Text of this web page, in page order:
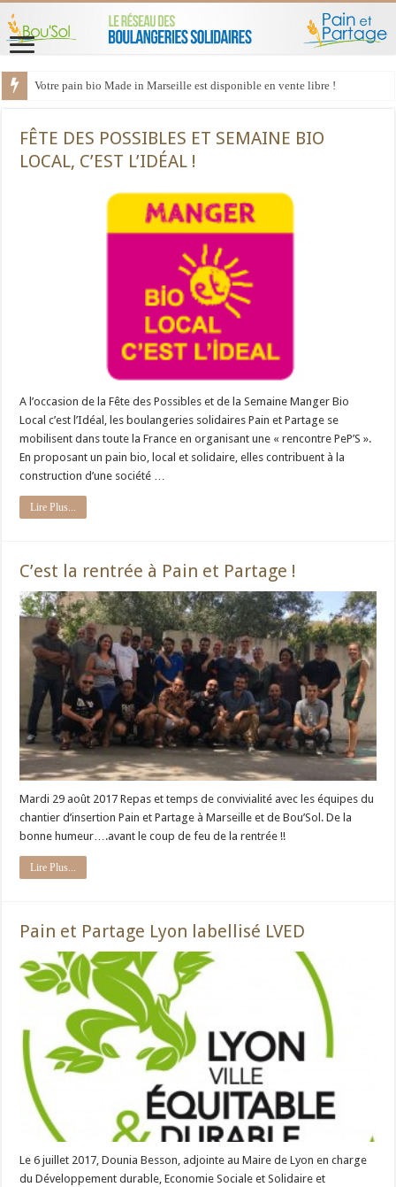
Votre pain bio Made in Marseille est disponible en vente libre !
FÊTE DES POSSIBLES ET SEMAINE BIO
LOCAL, C’EST L’IDÉAL !
A l’occasion de la Fête des Possibles et de la Semaine Manger Bio
Local c’est l’Idéal, les boulangeries solidaires Pain et Partage se
mobilisent dans toute la France en organisant une « rencontre PeP’S ».
En proposant un pain bio, local et solidaire, elles contribuent à la
construction d’une société …
Lire Plus...
C’est la rentrée à Pain et Partage !
Mardi 29 août 2017 Repas et temps de convivialité avec les équipes du
chantier d’insertion Pain et Partage à Marseille et de Bou’Sol. De la
bonne humeur….avant le coup de feu de la rentrée !!
Lire Plus...
Pain et Partage Lyon labellisé LVED
Le 6 juillet 2017, Dounia Besson, adjointe au Maire de Lyon en charge
du Développement durable, Economie Sociale et Solidaire et